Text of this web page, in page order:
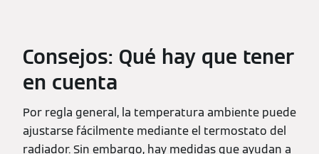
Consejos: Qué hay que tener
en cuenta
Por regla general, la temperatura ambiente puede
ajustarse fácilmente mediante el termostato del
radiador. Sin embargo, hay medidas que ayudan a